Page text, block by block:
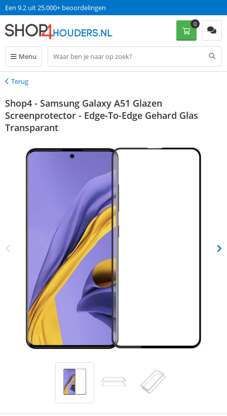
Een 9.2 uit 25.000+ beoordelingen
Menu
0
Terug
Terug
Shop4 - Samsung Galaxy A51 Glazen
Screenprotector - Edge-To-Edge Gehard Glas
Transparant